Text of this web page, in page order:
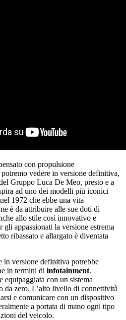
con propulsione
vedere in versione definitiva,
Gruppo Luca De Meo, presto e a
ad uno dei modelli più iconici
1972 che ebbe una vita
è da attribuire alle sue doti di
allo stile così innovativo e
appassionati la versione estrema
ribassato e allargato è diventata
in versione definitiva potrebbe
in termini di infotainment.
equipaggiata con un sistema
da zero. L’alto livello di connettività
e comunicare con un dispositivo
a portata di mano ogni tipo
del veicolo.